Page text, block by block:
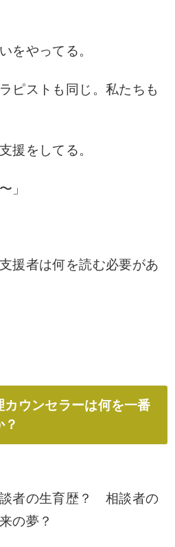
をやってる。
ピストも同じ。私たちも
援をしてる。
」
援者は何を読む必要があ
ウンセラーは何を一番
者の生育歴？ 相談者の
の夢？